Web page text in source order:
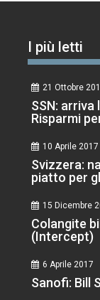
I più letti
21 Ottobre
SSN: arriva
Risparmi
10 Aprile 2017
Svizzera:
piatto per
15 Dicembre
Colangite
(Intercept)
6 Aprile 2017
Sanofi: Bill